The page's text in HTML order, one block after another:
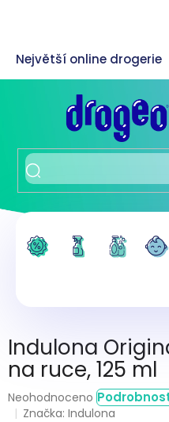
Indulona
na ruce, 125 ml
Průměrné
hodnocení
Neohodnoceno
Značka:Indulona